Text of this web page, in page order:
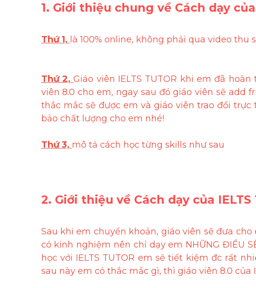
1. Giới thiệu chung về Cách dạy của
Thứ 1, là 100% online, không phải qua video thu
Thứ 2, Giáo viên IELTS TUTOR khi em đã
viên 8.0 cho em, ngay sau đó giáo viên sẽ add
thắc mắc sẽ được em và giáo viên trao đổi trực
bảo chất lượng cho em nhé!
Thứ 3, mô tả cách học từng skills như sau
2. Giới thiệu về Cách dạy của
Sau khi em chuyển khoản, giáo viên sẽ đưa
có kinh nghiệm nên chỉ dạy em NHỮNG ĐIỀU
học với IELTS TUTOR em sẽ tiết kiệm đc rất
sau này em có thắc mắc gì, thì giáo viên 8.0 của